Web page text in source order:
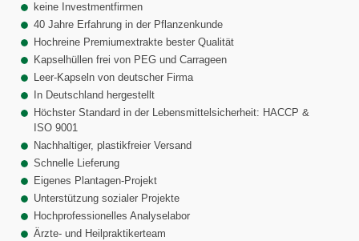
keine Investmentfirmen
40 Jahre Erfahrung in der Pflanzenkunde
Hochreine Premiumextrakte bester Qualität
Kapselhüllen frei von PEG und Carrageen
Leer-Kapseln von deutscher Firma
In Deutschland hergestellt
Höchster Standard in der Lebensmittelsicherheit: HACCP &
ISO 9001
Nachhaltiger, plastikfreier Versand
Schnelle Lieferung
Eigenes Plantagen-Projekt
Unterstützung sozialer Projekte
Hochprofessionelles Analyselabor
Ärzte- und Heilpraktikerteam